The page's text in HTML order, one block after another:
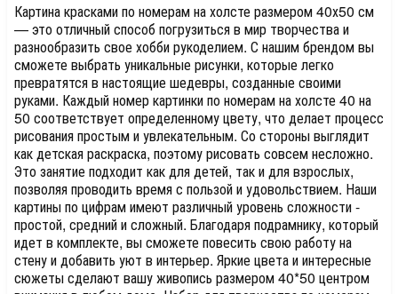
Картина красками по номерам на холсте размером 40х50 см
— это отличный способ погрузиться в мир творчества и
разнообразить свое хобби рукоделием. С нашим брендом вы
сможете выбрать уникальные рисунки, которые легко
превратятся в настоящие шедевры, созданные своими
руками. Каждый номер картинки по номерам на холсте 40 на
50 соответствует определенному цвету, что делает процесс
рисования простым и увлекательным. Со стороны выглядит
как детская раскраска, поэтому рисовать совсем несложно.
Это занятие подходит как для детей, так и для взрослых,
позволяя проводить время с пользой и удовольствием. Наши
картины по цифрам имеют различный уровень сложности -
простой, средний и сложный. Благодаря подрамнику, который
идет в комплекте, вы сможете повесить свою работу на
стену и добавить уют в интерьер. Яркие цвета и интересные
сюжеты сделают вашу живопись размером 40*50 центром